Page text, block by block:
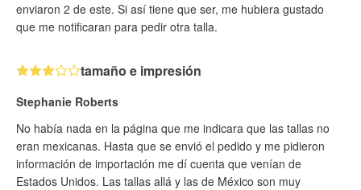
enviaron 2 de este. Si así tiene que ser, me hubiera gustado
que me notificaran para pedir otra talla.
tamaño e impresión
Stephanie Roberts
No había nada en la página que me indicara que las tallas no
eran mexicanas. Hasta que se envió el pedido y me pidieron
información de importación me dí cuenta que venían de
Estados Unidos. Las tallas allá y las de México son muy